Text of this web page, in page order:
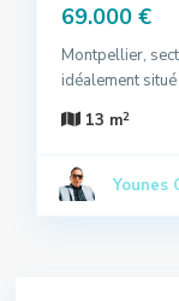
69.000 €
Montpellier,
idéalement
13 m2
Younes